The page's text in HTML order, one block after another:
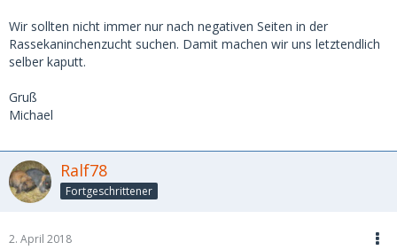
Wir sollten nicht immer nur nach negativen Seiten in der
Rassekaninchenzucht suchen. Damit machen wir uns letztendlich
selber kaputt.
Gruß
Michael
Ralf78
Fortgeschrittener
2. April 2018